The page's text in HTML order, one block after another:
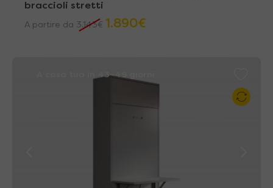
braccioli stretti
A partire da 3.143€ 1.890€
A casa tua in 43~49 giorni